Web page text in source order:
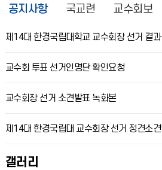
공지사항
제14대 한경국립대학교 교수회장 선거 결과
교수회 투표 선거인명단 확인요청
교수회장 선거 소견발표 녹화본
국교련 교수회보
갤러리